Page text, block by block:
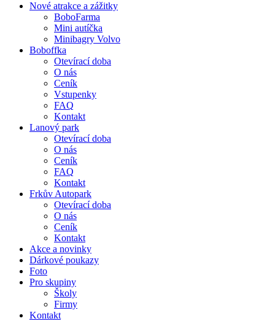
Nové atrakce a zážitky
BoboFarma
Mini autíčka
Minibagry Volvo
Boboffka
Otevírací doba
O nás
Ceník
Vstupenky
FAQ
Kontakt
Lanový park
Otevírací doba
O nás
Ceník
FAQ
Kontakt
Frkův Autopark
Otevírací doba
O nás
Ceník
Kontakt
Akce a novinky
Dárkové poukazy
Foto
Pro skupiny
Školy
Firmy
Kontakt